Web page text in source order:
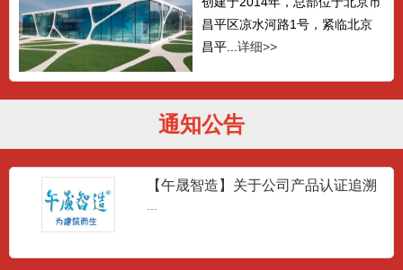
昌平区凉水河路1号，紧临北京
昌平... 详细>>
通知公告
【午晟智造】关于公司产品认证追溯
...